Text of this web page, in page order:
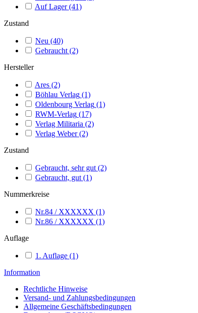
Auf Lager(41)
Zustand
Neu (40)
Gebraucht (2)
Hersteller
Ares (2)
Böhlau Verlag (1)
Oldenbourg Verlag (1)
RWM-Verlag (17)
Verlag Militaria (2)
Verlag Weber(2)
Zustand
Gebraucht, sehr gut (2)
Gebraucht, gut (1)
Nummerkreise
Nr.84 / XXXXXX (1)
Nr.86 / XXXXXX (1)
Auflage
1. Auflage (1)
Information
Rechtliche Hinweise
Versand- und Zahlungsbedingungen
Allgemeine Geschäftsbedingungen